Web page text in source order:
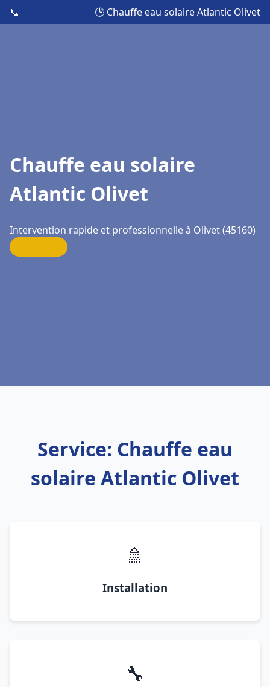
📞 🕒 Chauffe eau solaire Atlantic Olivet
Chauffe eau solaire
Atlantic Olivet
Intervention rapide et professionnelle à Olivet (45160)
Service: Chauffe eau
solaire Atlantic Olivet
🚿
Installation
🔧